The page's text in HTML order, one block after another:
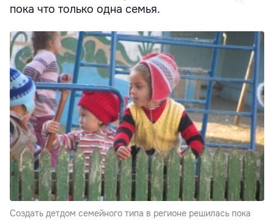
пока что только одна семья.
Создать детдом семейного типа в регионе решилась пока